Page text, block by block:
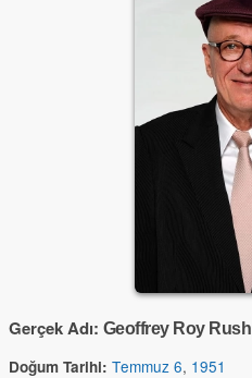
Gerçek Adı: Geoffrey Roy Rush
Doğum Tarihi: Temmuz 6, 1951